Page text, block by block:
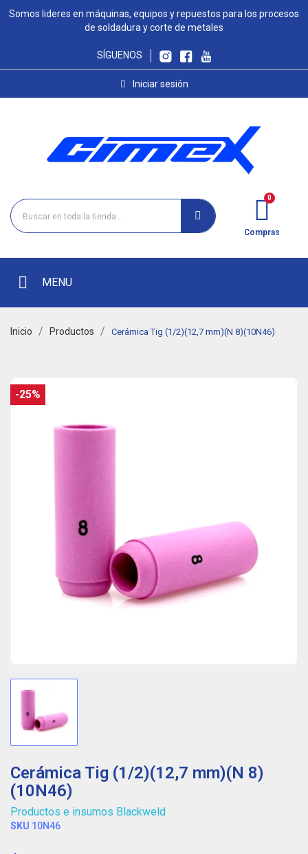
Somos lideres en máquinas, equipos y repuestos para los procesos
de soldadura y corte de metales
SÍGUENOS
Iniciar sesión
Compras
MENU
Inicio Productos Cerámica Tig (1/2)(12,7 mm)(N 8)(10N46)
-25%
Cerámica Tig (1/2)(12,7 mm)(N 8)
(10N46)
Productos e insumos Blackweld
SKU 10N46